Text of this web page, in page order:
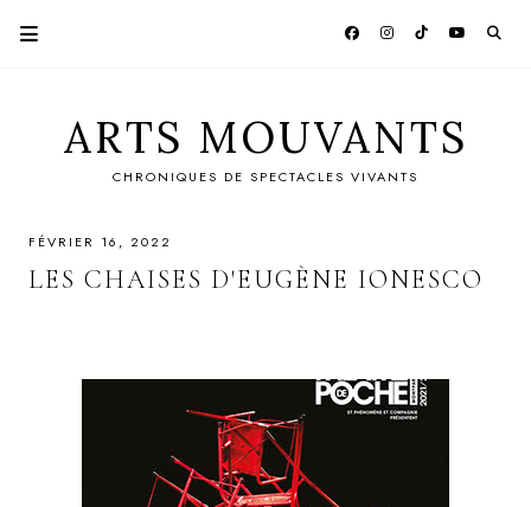
ARTS MOUVANTS
CHRONIQUES DE SPECTACLES VIVANTS
FÉVRIER 16, 2022
LES CHAISES D'EUGÈNE IONESCO